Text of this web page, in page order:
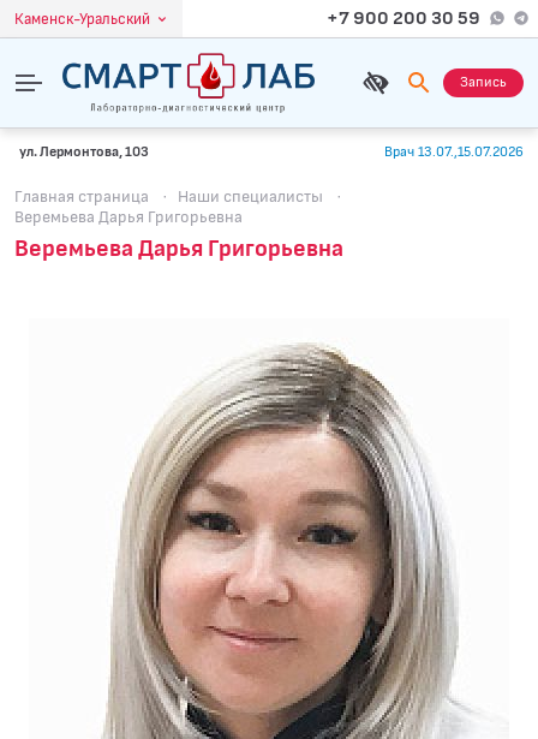
Каменск-Уральский +7 900 200 30 59
Запись
ул. Лермонтова, 103 Врач 13.07.,15.07.2026
Главная страница · Наши специалисты
·
Веремьева Дарья Григорьевна
Веремьева Дарья Григорьевна